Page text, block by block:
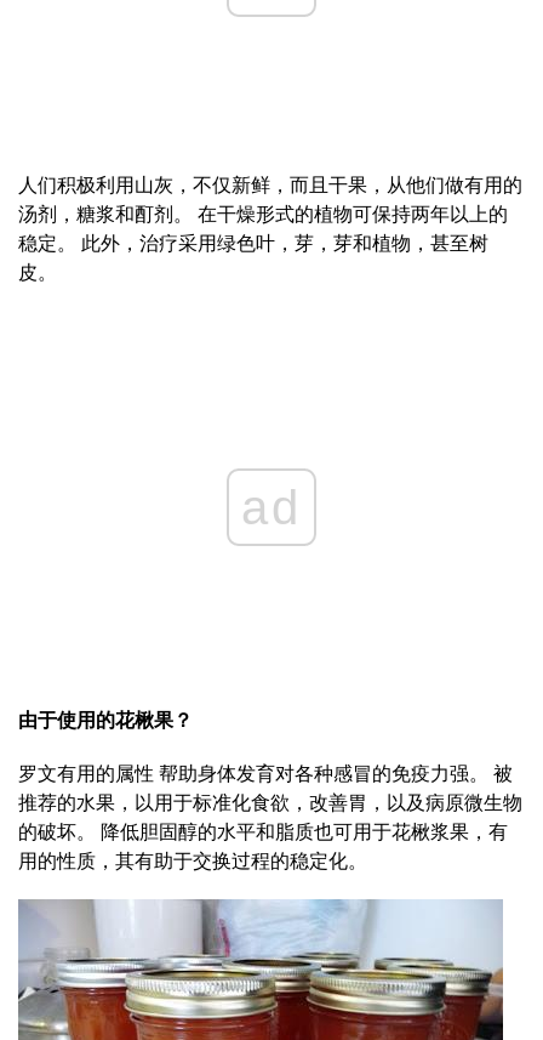
人们积极利用山灰，不仅新鲜，而且干果，从他们做有用的
汤剂，糖浆和酊剂。 在干燥形式的植物可保持两年以上的
稳定。 此外，治疗采用绿色叶，芽，芽和植物，甚至树
皮。
ad
由于使用的花楸果？
罗文有用的属性 帮助身体发育对各种感冒的免疫力强。 被
推荐的水果，以用于标准化食欲，改善胃，以及病原微生物
的破坏。 降低胆固醇的水平和脂质也可用于花楸浆果，有
用的性质，其有助于交换过程的稳定化。